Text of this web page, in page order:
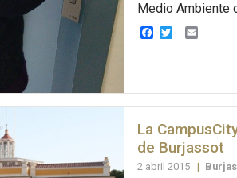
Medio Ambiente
Facebook
TwitterEmail
La
de Burjassot
2 abril 2015 |